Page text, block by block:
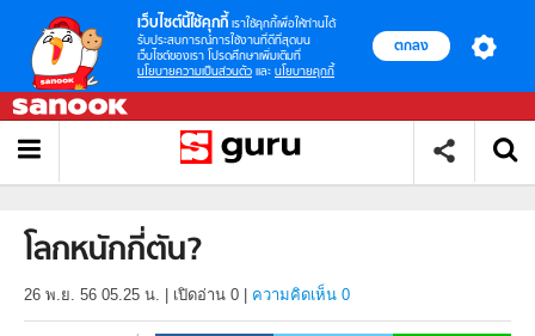
เว็บไซต์นี้ใช้คุกกี้ เราใช้คุกกี้เพื่อให้ท่านได้
รับประสบการณ์การใช้งานที่ดีที่สุดบน
เว็บไซต์ของเรา โปรดศึกษาเพิ่มเติมที่
นโยบายความเป็นส่วนตัว และ นโยบายคุกกี้
ตกลง
โลกหนักกี่ตัน?
26 พ.ย. 56 05.25 น. เปิดอ่าน 0 ความคิดเห็น 0